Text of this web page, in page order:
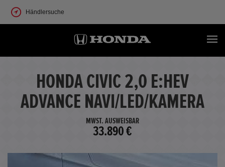
Händlersuche
HONDA CIVIC 2,0 E:HEV
ADVANCE NAVI/LED/KAMERA
MWST. AUSWEISBAR
33.890 €